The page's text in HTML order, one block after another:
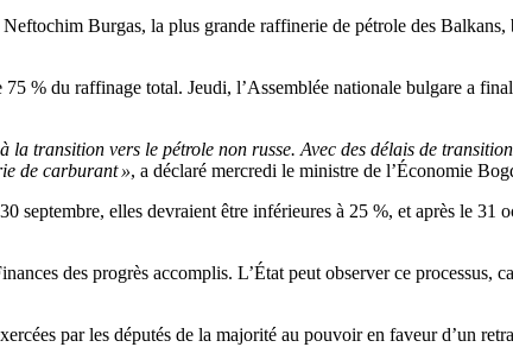
Burgas, la plus grande raffinerie de pétrole des
% du raffinage total. Jeudi, l’Assemblée nationale bulgare a
la transition vers le pétrole non russe. Avec des délais de
de carburant », a déclaré mercredi le ministre de l’Économie
septembre, elles devraient être inférieures à 25 %, et après le 31
des progrès accomplis. L’État peut observer ce processus,
par les députés de la majorité au pouvoir en faveur d’un